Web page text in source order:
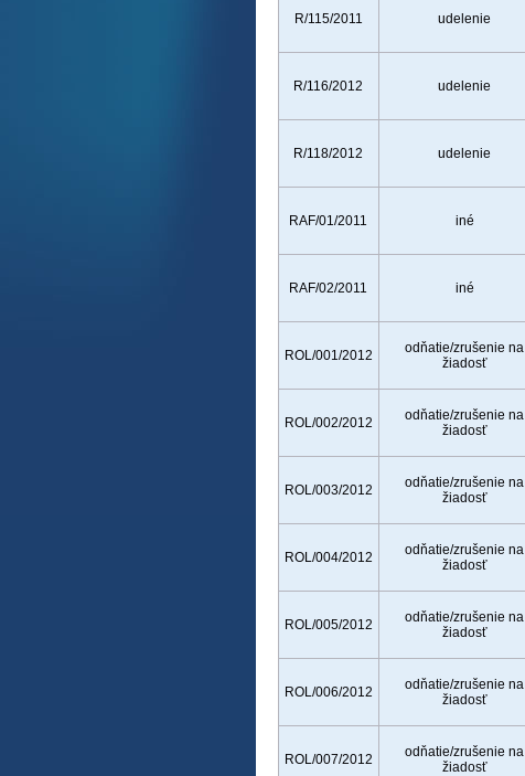
R/115/2011 udelenie
R/116/2012 udelenie
R/118/2012 udelenie
RAF/01/2011 iné
RAF/02/2011 iné
ROL/001/2012
odňatie/zrušenie na
žiadosť
ROL/002/2012
odňatie/zrušenie na
žiadosť
ROL/003/2012
odňatie/zrušenie na
žiadosť
ROL/004/2012
odňatie/zrušenie na
žiadosť
ROL/005/2012
odňatie/zrušenie na
žiadosť
ROL/006/2012
odňatie/zrušenie na
žiadosť
ROL/007/2012
odňatie/zrušenie na
žiadosť